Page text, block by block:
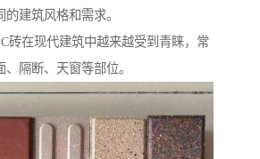
建筑风格和需求。
砖在现代建筑中越来越受到青睐，常
隔断、天窗等部位。